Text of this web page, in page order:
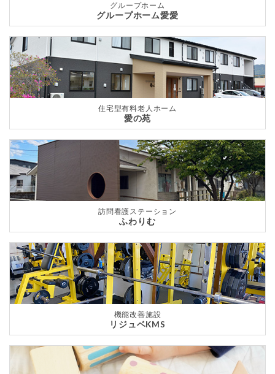
グループホーム
グループホーム愛愛
住宅型有料老人ホーム
愛の苑
訪問看護ステーション
ふわりむ
機能改善施設
リジュベKMS